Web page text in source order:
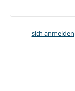
sich anmelden